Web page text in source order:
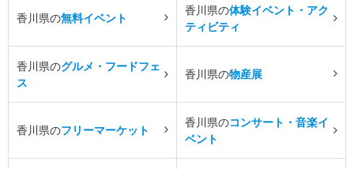
香川県の無料イベント
香川県の体験イベント・アク
ティビティ
香川県のグルメ・フードフェ
ス
香川県の物産展
香川県のフリーマーケット
香川県のコンサート・音楽イ
ベント